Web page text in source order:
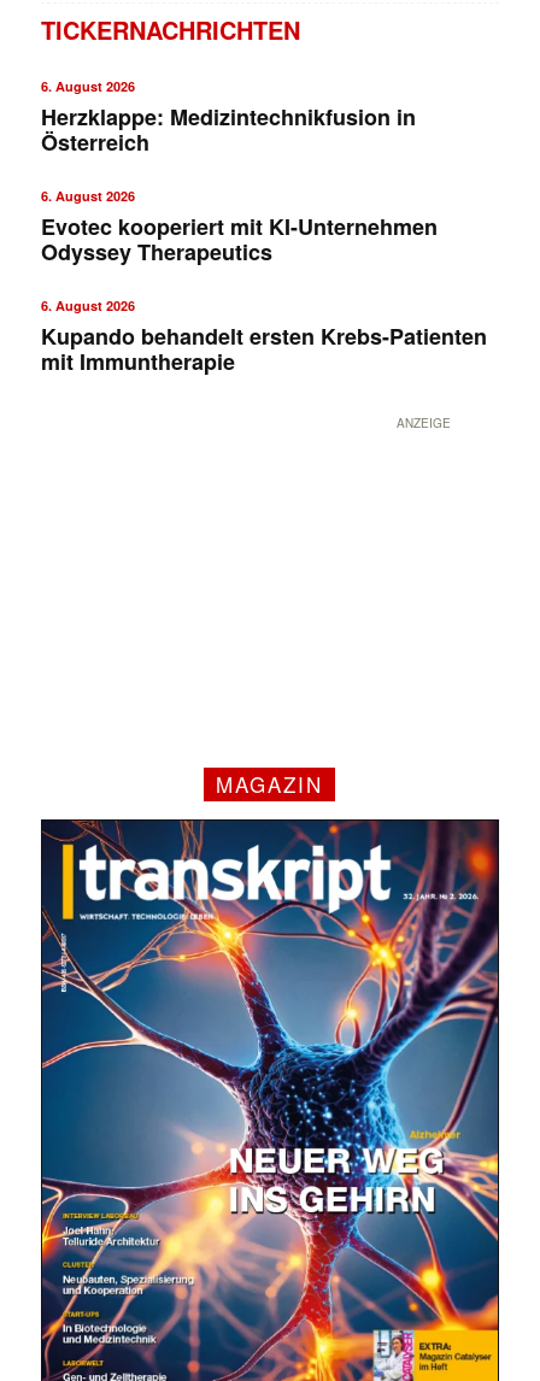
TICKERNACHRICHTEN
6. August 2026
Herzklappe: Medizintechnikfusion in
Österreich
6. August 2026
Evotec kooperiert mit KI-Unternehmen
Odyssey Therapeutics
6. August 2026
Kupando behandelt ersten Krebs-Patienten
mit Immuntherapie
ANZEIGE
MAGAZIN